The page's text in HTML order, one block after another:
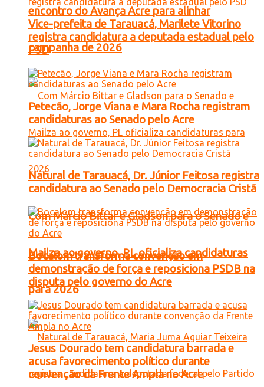
encontro do Avança Acre para alinhar
campanha de 2026
Com Márcio Bittar e Gladson para o Senado e
Mailza ao governo, PL oficializa candidaturas
para 2026
Vice-prefeita de Tarauacá, Marilete Vitorino
registra candidatura a deputada estadual pelo
PSD
Petecão, Jorge Viana e Mara Rocha registram
candidaturas ao Senado pelo Acre
Natural de Tarauacá, Dr. Júnior Feitosa registra
candidatura ao Senado pelo Democracia Cristã
Bocalom transforma convenção em
demonstração de força e reposiciona PSDB na
disputa pelo governo do Acre
Jesus Dourado tem candidatura barrada e
acusa favorecimento político durante
convenção da Frente Ampla no Acre